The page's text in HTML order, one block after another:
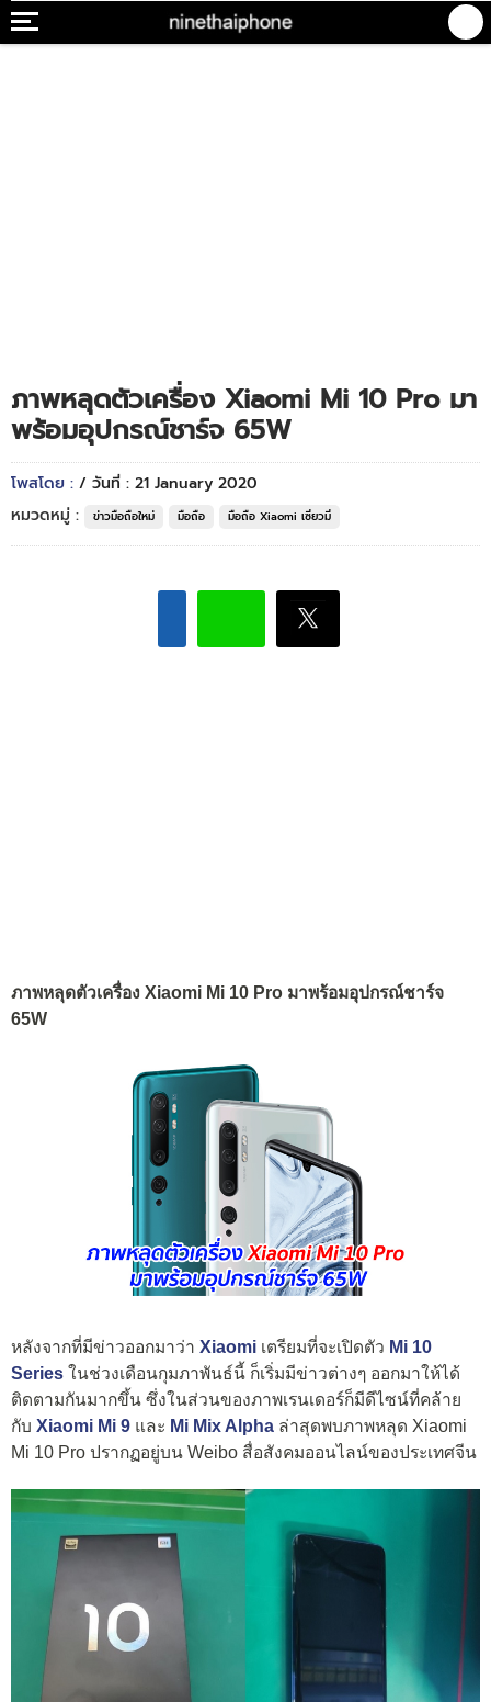
ภาพหลุดตัวเครื่อง Xiaomi Mi 10 Pro มา
พร้อมอุปกรณ์ชาร์จ 65W
โพสโดย : / วันที่ : 21 January 2020
หมวดหมู่ :
ข่าวมือถือใหม่ มือถือ มือถือ Xiaomi เซี่ยวมี่
ภาพหลุดตัวเครื่อง Xiaomi Mi 10 Pro มาพร้อมอุปกรณ์ชาร์จ
65W
หลังจากที่มีข่าวออกมาว่า Xiaomi เตรียมที่จะเปิดตัว Mi 10
Series ในช่วงเดือนกุมภาพันธ์นี้ ก็เริ่มมีข่าวต่างๆ ออกมาให้ได้
ติดตามกันมากขึ้น ซึ่งในส่วนของภาพเรนเดอร์ก็มีดีไซน์ที่คล้าย
กับ Xiaomi Mi 9 และ Mi Mix Alpha ล่าสุดพบภาพหลุด Xiaomi
Mi 10 Pro ปรากฏอยู่บน Weibo สื่อสังคมออนไลน์ของประเทศจีน